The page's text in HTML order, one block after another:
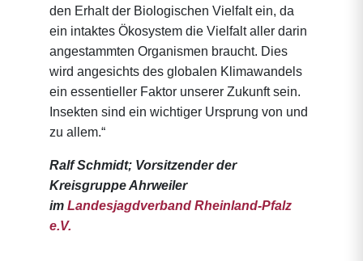
den Erhalt der Biologischen Vielfalt ein, da
ein intaktes Ökosystem die Vielfalt aller darin
angestammten Organismen braucht. Dies
wird angesichts des globalen Klimawandels
ein essentieller Faktor unserer Zukunft sein.
Insekten sind ein wichtiger Ursprung von und
zu allem.“
Ralf Schmidt; Vorsitzender der
Kreisgruppe Ahrweiler
imLandesjagdverband Rheinland-Pfalz
e.V.